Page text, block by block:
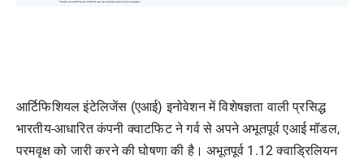
आर्टिफिशियल इंटेलिजेंस (एआई) इनोवेशन में विशेषज्ञता वाली प्रसिद्ध
भारतीय-आधारित कंपनी क्वाटफिट ने गर्व से अपने अभूतपूर्व एआई मॉडल,
परमवृक्ष को जारी करने की घोषणा की है। अभूतपूर्व 1.12 क्वाड्रिलियन